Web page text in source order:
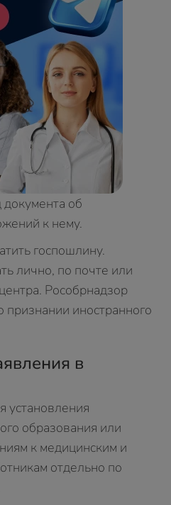
об
к нему.
госпошлину.
лично, по почте или
Рособрнадзор
признании иностранного
в
установления
образования или
к медицинским и
отдельно по